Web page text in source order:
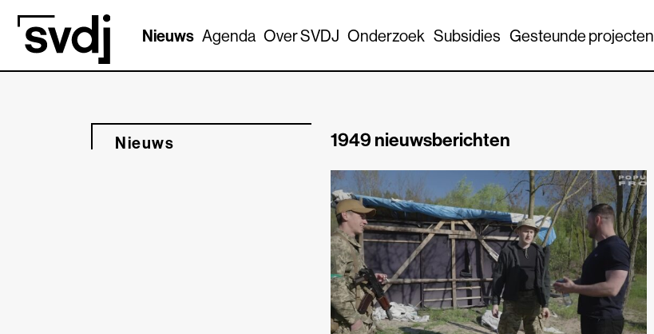
Naar hoofdinhoud
Nieuws Agenda Over SVDJ Onderzoek Subsidies Gesteunde projecten
Nieuws 1949 nieuwsberichten